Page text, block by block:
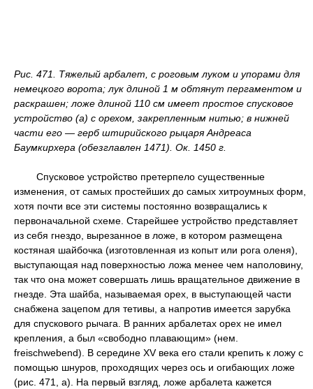
Рис. 471. Тяжелый арбалет, с роговым луком и упорами для
немецкого ворота; лук длиной 1 м обтянут пергаментом и
раскрашен; ложе длиной 110 см имеет простое спусковое
устройство (а) с орехом, закрепленным нитью; в нижней
части его — герб штирийского рыцаря Андреаса
Баумкирхера (обезглавлен 1471). Ок. 1450 г.
Спусковое устройство претерпело существенные
изменения, от самых простейших до самых хитроумных форм,
хотя почти все эти системы постоянно возвращались к
первоначальной схеме. Старейшее устройство представляет
из себя гнездо, вырезанное в ложе, в котором размещена
костяная шайбочка (изготовленная из копыт или рога оленя),
выступающая над поверхностью ложа менее чем наполовину,
так что она может совершать лишь вращательное движение в
гнезде. Эта шайба, называемая орех, в выступающей части
снабжена зацепом для тетивы, а напротив имеется зарубка
для спускового рычага. В ранних арбалетах орех не имел
крепления, а был «свободно плавающим» (нем.
freischwebend). В середине XV века его стали крепить к ложу с
помощью шнуров, проходящих через ось и огибающих ложе
(рис. 471, а). На первый взгляд, ложе арбалета кажется